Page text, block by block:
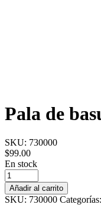
Pala de
SKU: 730000
$99.00
En stock
Pala
de
basura
con
Añadir al carrito
SKU: 730000 Categorías: